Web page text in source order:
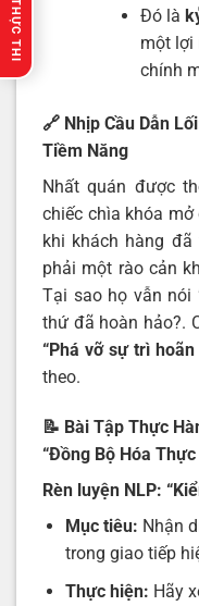
Đó là
một lợi
chính
🔗 Nhịp Cầu Dẫn
Tiềm Năng
Nhất quán được
chiếc chìa khóa
khi khách hàng
phải một rào cản
Tại sao họ vẫn nói
thứ đã hoàn hảo?.
“Phá vỡ sự trì
theo.
📝 Bài Tập Thực
“Đồng Bộ Hóa Thực
Rèn luyện NLP:
Mục tiêu: Nhận
trong giao tiếp
Thực hiện: Hãy